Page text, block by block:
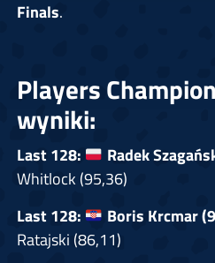
Finals.
Players
wyniki:
Last 128: Radek
Whitlock (95,36)
Last 128:
Boris Krcmar
Ratajski (86,11)